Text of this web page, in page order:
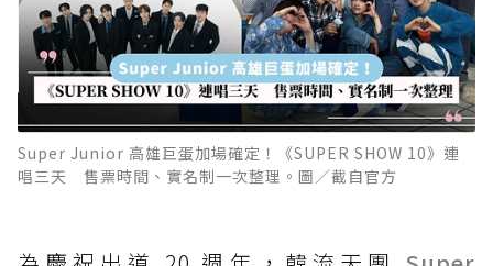
Super Junior 高雄巨蛋加場確定！《SUPER SHOW 10》連
唱三天 售票時間、實名制一次整理。圖／截自官方